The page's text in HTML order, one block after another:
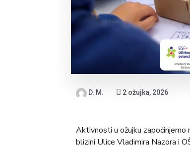
D. M. 2 ožujka, 2026
Aktivnosti u ožujku
blizini Ulice Vladimira Nazora i